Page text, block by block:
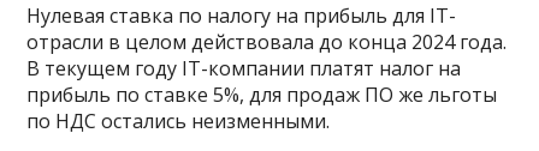
Нулевая ставка по налогу на прибыль для IT-
отрасли в целом действовала до конца 2024 года.
В текущем году IT-компании платят налог на
прибыль по ставке 5%, для продаж ПО же льготы
по НДС остались неизменными.